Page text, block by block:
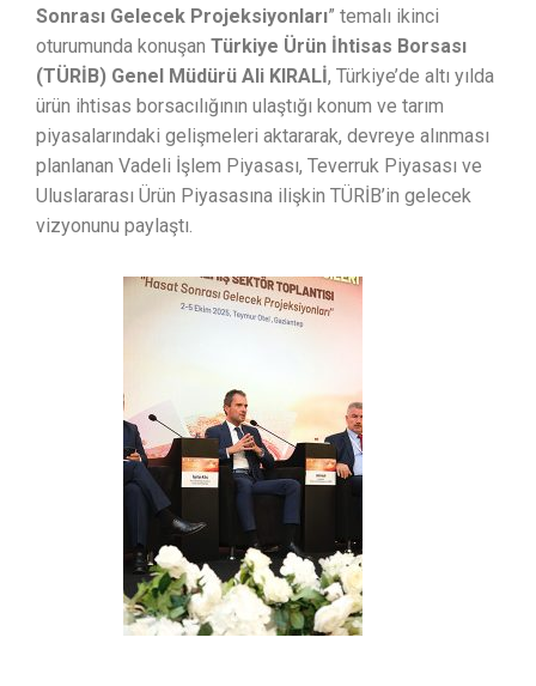
Sonrası Gelecek Projeksiyonları” temalı ikinci
oturumunda konuşan Türkiye Ürün İhtisas Borsası
(TÜRİB) Genel Müdürü Ali KIRALİ, Türkiye’de altı yılda
ürün ihtisas borsacılığının ulaştığı konum ve tarım
piyasalarındaki gelişmeleri aktararak, devreye alınması
planlanan Vadeli İşlem Piyasası, Teverruk Piyasası ve
Uluslararası Ürün Piyasasına ilişkin TÜRİB’in gelecek
vizyonunu paylaştı.